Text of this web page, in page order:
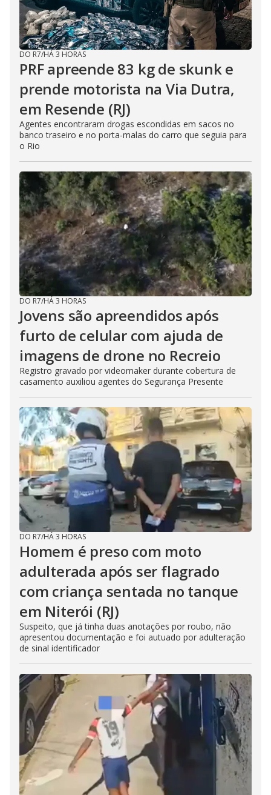
DO R7/HÁ 3 HORAS
PRF apreende 83 kg de skunk e
prende motorista na Via Dutra,
em Resende (RJ)
Agentes encontraram drogas escondidas em sacos no
banco traseiro e no porta-malas do carro que seguia para
o Rio
DO R7/HÁ 3 HORAS
Jovens são apreendidos após
furto de celular com ajuda de
imagens de drone no Recreio
Registro gravado por videomaker durante cobertura de
casamento auxiliou agentes do Segurança Presente
DO R7/HÁ 3 HORAS
Homem é preso com moto
adulterada após ser flagrado
com criança sentada no tanque
em Niterói (RJ)
Suspeito, que já tinha duas anotações por roubo, não
apresentou documentação e foi autuado por adulteração
de sinal identificador